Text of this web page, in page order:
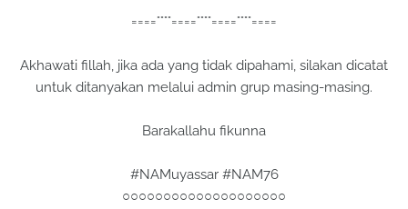
====°°°°====°°°°====°°°°====
Akhawati fillah, jika ada yang tidak dipahami, silakan dicatat
untuk ditanyakan melalui admin grup masing-masing.
Barakallahu fikunna
#NAMuyassar #NAM76
○○○○○○○○○○○○○○○○○○○○